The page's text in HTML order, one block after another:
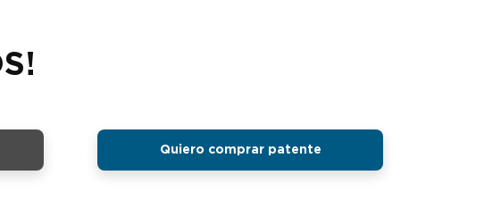
Quiero comprar patente